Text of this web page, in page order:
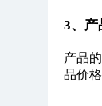
3、产
产品
品价